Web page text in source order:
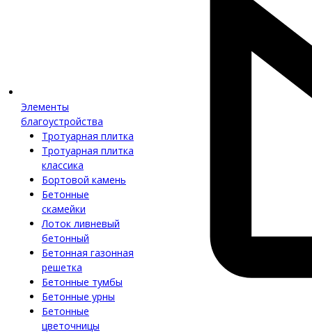
Элементы
благоустройства
Тротуарная плитка
Тротуарная плитка
классика
Бортовой камень
Бетонные
скамейки
Лоток ливневый
бетонный
Бетонная газонная
решетка
Бетонные тумбы
Бетонные урны
Бетонные
цветочницы